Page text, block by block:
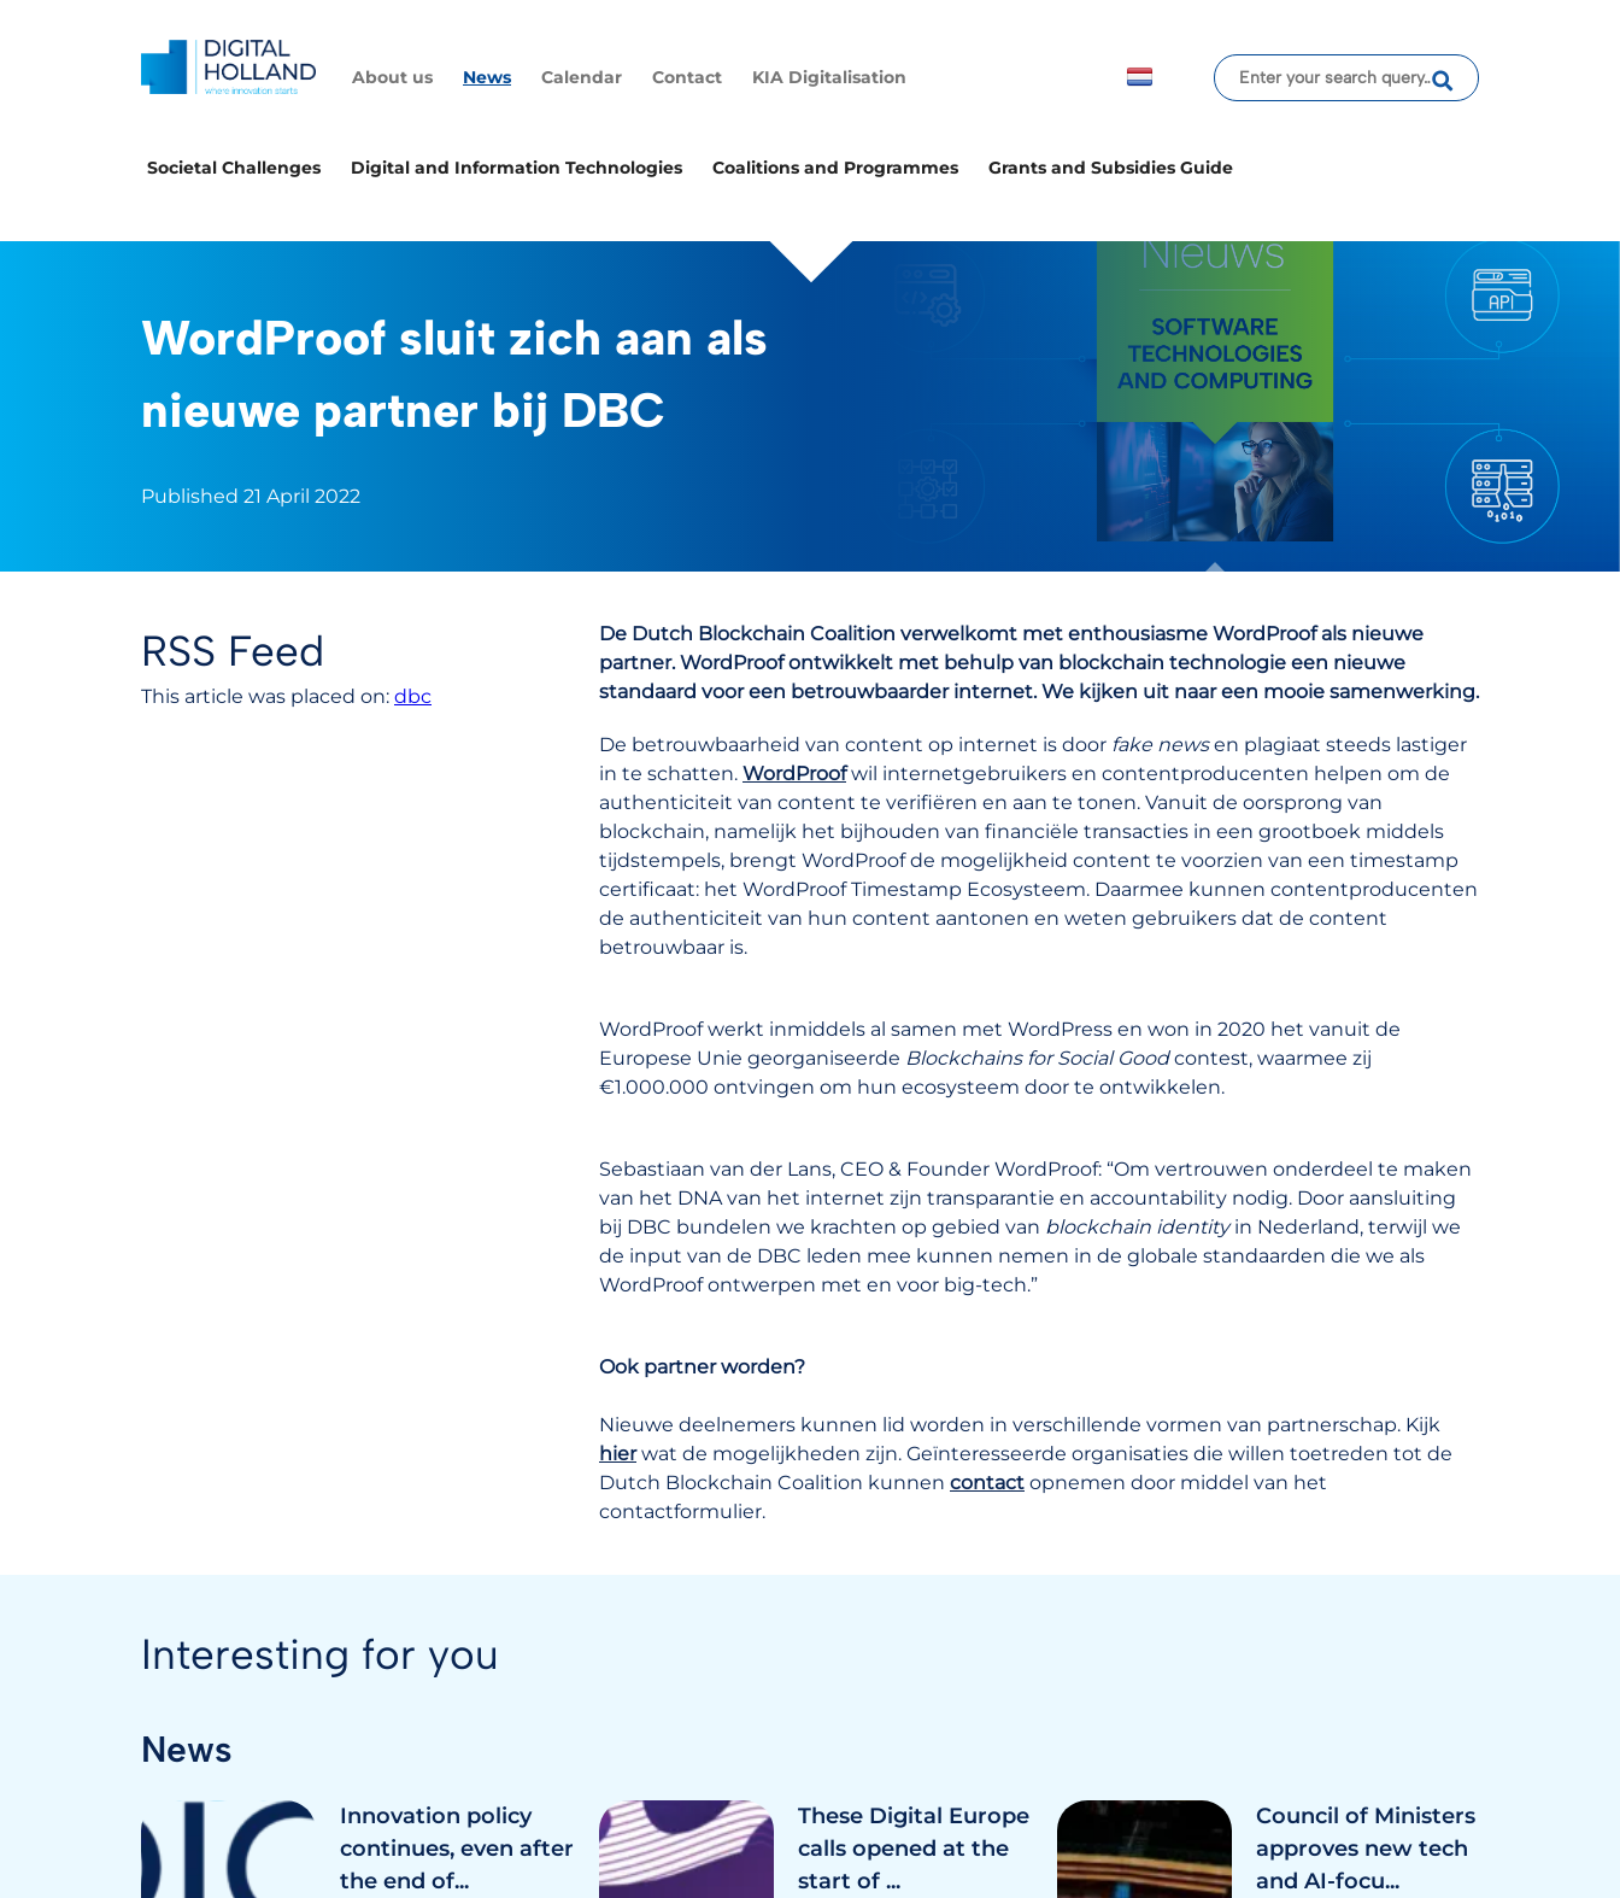
About us News Calendar Contact KIA Digitalisation
Societal Challenges Digital and Information Technologies Coalitions and Programmes Grants and Subsidies Guide
WordProof sluit zich aan als
nieuwe partner bij DBC
Published 21 April 2022
RSS Feed
This article was placed on: dbc
De Dutch Blockchain Coalition verwelkomt met enthousiasme WordProof als nieuwe
partner. WordProof ontwikkelt met behulp van blockchain technologie een nieuwe
standaard voor een betrouwbaarder internet. We kijken uit naar een mooie samenwerking.
De betrouwbaarheid van content op internet is door fake newsen plagiaat steeds lastiger
in te schatten. WordProofwil internetgebruikers en contentproducenten helpen om de
authenticiteit van content te verifiëren en aan te tonen. Vanuit de oorsprong van
blockchain, namelijk het bijhouden van financiële transacties in een grootboek middels
tijdstempels, brengt WordProof de mogelijkheid content te voorzien van een timestamp
certificaat: het WordProof Timestamp Ecosysteem. Daarmee kunnen contentproducenten
de authenticiteit van hun content aantonen en weten gebruikers dat de content
betrouwbaar is.
WordProof werkt inmiddels al samen met WordPress en won in 2020 het vanuit de
Europese Unie georganiseerde Blockchains for Social Goodcontest, waarmee zij
€1.000.000 ontvingen om hun ecosysteem door te ontwikkelen.
Sebastiaan van der Lans, CEO & Founder WordProof: “Om vertrouwen onderdeel te maken
van het DNA van het internet zijn transparantie en accountability nodig. Door aansluiting
bij DBC bundelen we krachten op gebied van blockchain identityin Nederland, terwijl we
de input van de DBC leden mee kunnen nemen in de globale standaarden die we als
WordProof ontwerpen met en voor big-tech.”
Ook partner worden?
Nieuwe deelnemers kunnen lid worden in verschillende vormen van partnerschap. Kijk
hierwat de mogelijkheden zijn. Geïnteresseerde organisaties die willen toetreden tot de
Dutch Blockchain Coalition kunnen contact opnemen door middel van het
contactformulier.
Interesting for you
News
Innovation policy
continues, even after
the end of...
These Digital Europe
calls opened at the
start of ...
Council of Ministers
approves new tech
and AI-focu...